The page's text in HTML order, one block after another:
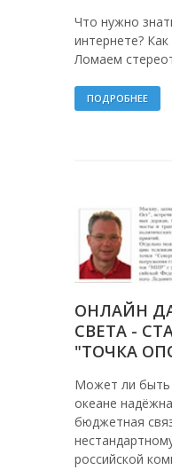
Что нужно
интернете?
Ломаем
ПОДРОБНЕЕ
ОНЛАЙН
СВЕТА -
"ТОЧКА
Может ли быть
океане
бюджетная
российской